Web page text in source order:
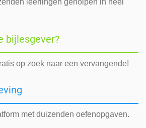
leerlingen geholpen in heel
bijlesgever?
op zoek naar een vervangende!
met duizenden oefenopgaven.